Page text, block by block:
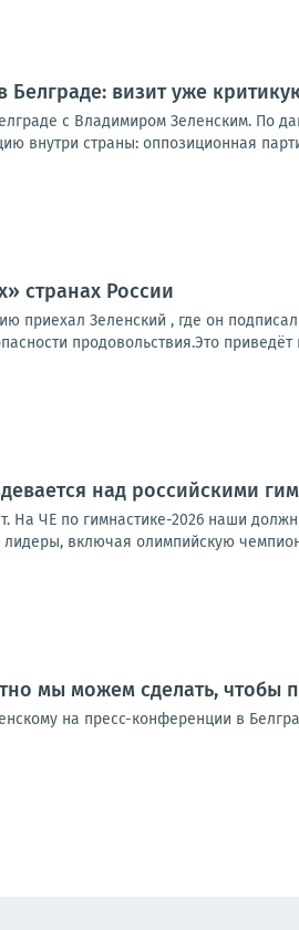
визит уже
с Владимиром Зеленским. По
внутри страны: оппозиционная
странах России
приехал Зеленский , где он
продовольствия.Это
над российскими
На ЧЕ по гимнастике-2026 наши
включая олимпийскую
мы можем сделать, чтобы
на пресс-конференции в